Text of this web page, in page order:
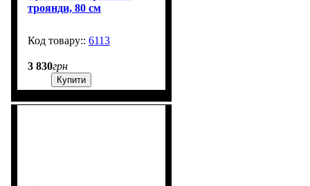
троянди, 80 см
6113
3 830грн
Купити